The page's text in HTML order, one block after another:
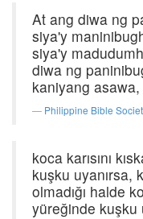
At ang diwa ng
siya'y
siya'y
diwa ng
kaniyang
Philippine Bible
koca karısını
kuşku uyanırsa,
olmadığı halde
yüreğinde kuşku